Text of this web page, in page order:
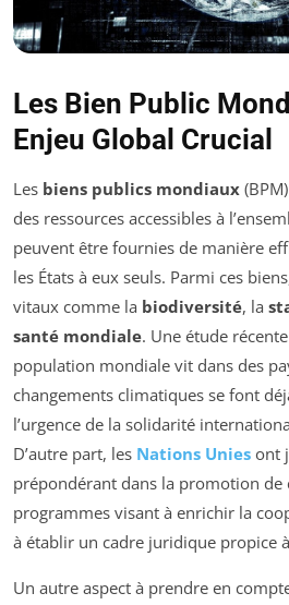
Les Bien Public
Enjeu Global Crucial
Les biens publics mondiaux
des ressources accessibles à
peuvent être fournies de manière
les États à eux seuls. Parmi ces
vitaux comme la biodiversité, la
santé mondiale. Une étude
population mondiale vit dans des
changements climatiques se font
l’urgence de la solidarité
D’autre part, les Nations Unies ont
prépondérant dans la promotion de
programmes visant à enrichir la
à établir un cadre juridique propice
Un autre aspect à prendre en